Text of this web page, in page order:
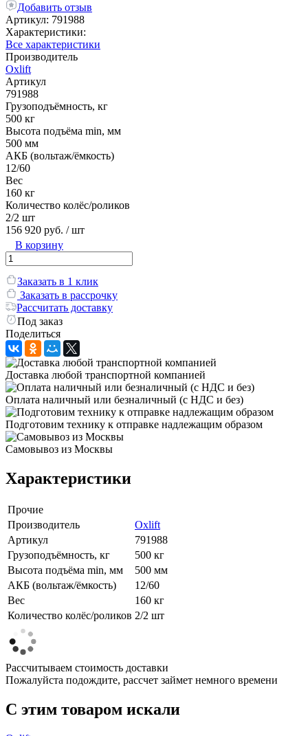
Добавить отзыв
Артикул: 791988
Характеристики:
Все характеристики
Производитель
Oxlift
Артикул
791988
Грузоподъёмность, кг
500 кг
Высота подъёма min, мм
500 мм
АКБ (вольтаж/ёмкость)
12/60
Вес
160 кг
Количество колёс/роликов
2/2 шт
156 920 руб. / шт
В корзину
Заказать в 1 клик
Заказать в рассрочку
Рассчитать доставку
Под заказ
Поделиться
Доставка любой транспортной компанией
Оплата наличный или безналичный (с НДС и без)
Подготовим технику к отправке надлежащим образом
Самовывоз из Москвы
Характеристики
Прочие
Производитель
Oxlift
Артикул
791988
Грузоподъёмность, кг
500 кг
Высота подъёма min, мм
500 мм
АКБ (вольтаж/ёмкость)
12/60
Вес
160 кг
Количество колёс/роликов 2/2 шт
Рассчитываем стоимость доставки
Пожалуйста подождите, рассчет займет немного времени
C этим товаром искали